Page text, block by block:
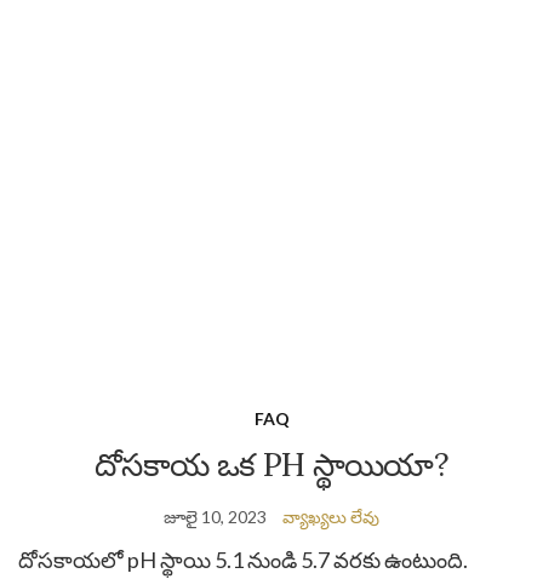
FAQ
దోసకాయ ఒక PH స్థాయియా?
జూలై 10, 2023 వ్యాఖ్యలు లేవు
దోసకాయలో pH స్థాయి 5.1 నుండి 5.7 వరకు ఉంటుంది.